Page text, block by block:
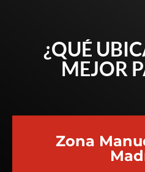
¿QUÉ
MEJOR
Zona